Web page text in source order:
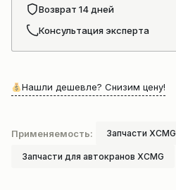
Возврат 14 дней
Консультация эксперта
Нашли дешевле? Снизим цену!
Применяемость: Запчасти XCMG
Запчасти для автокранов XCMG